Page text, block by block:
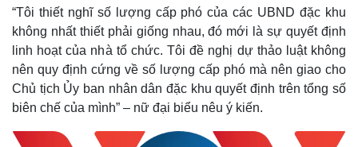
Pháp luật
Vụ án
Tin nóng
Quân sự - Quốc phòng
Vũ khí
Việt Nam
“Tôi thiết nghĩ số lượng cấp phó của các UBND đặc khu
không nhất thiết phải giống nhau, đó mới là sự quyết định
linh hoạt của nhà tổ chức. Tôi đề nghị dự thảo luật không
nên quy định cứng về số lượng cấp phó mà nên giao cho
Chủ tịch Ủy ban nhân dân đặc khu quyết định trên tổng số
biên chế của mình” – nữ đại biểu nêu ý kiến.